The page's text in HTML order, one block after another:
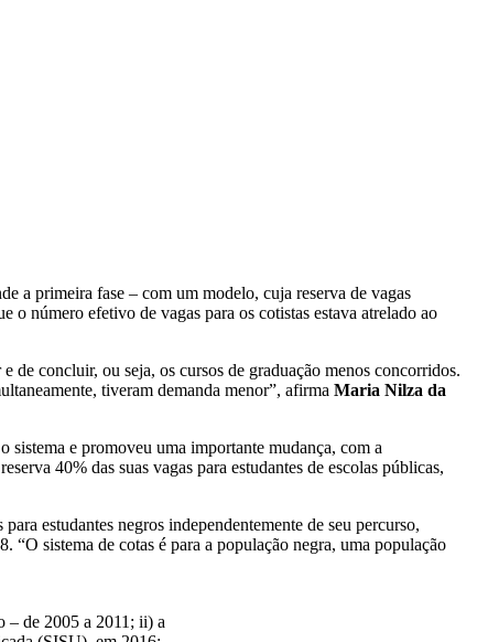
a primeira fase – com um modelo, cuja reserva de vagas
o número efetivo de vagas para os cotistas estava atrelado ao
de concluir, ou seja, os cursos de graduação menos concorridos.
tiveram demanda menor”, afirma Maria Nilza da
sistema e promoveu uma importante mudança, com a
40% das suas vagas para estudantes de escolas públicas,
estudantes negros independentemente de seu percurso,
“O sistema de cotas é para a população negra, uma população
– de 2005 a 2011; ii) a